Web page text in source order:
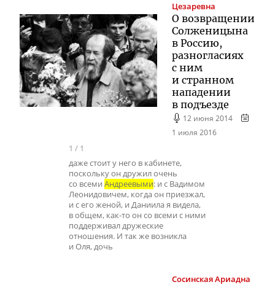
Цезаревна
О возвращении
Солженицына
в Россию,
разногласиях
с ним
и странном
нападении
в подъезде
12 июня 2014
1 июля 2016
1 / 1
даже стоит у него в кабинете,
поскольку он дружил очень
со всеми Андреевыми: и с Вадимом
Леонидовичем, когда он приезжал,
и с его женой, и Даниила я видела,
в общем, как-то он со всеми с ними
поддерживал дружеские
отношения. И так же возникла
и Оля, дочь
СосинскаяАриадна